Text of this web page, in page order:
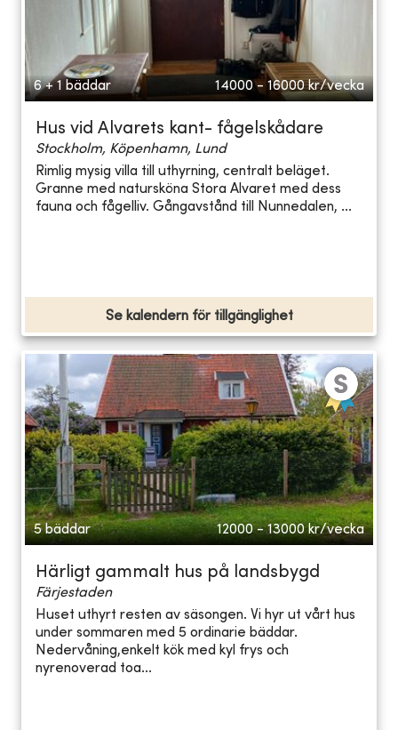
6 + 1 bäddar 14000 - 16000 kr/vecka
Hus vid Alvarets kant- fågelskådare
Stockholm, Köpenhamn, Lund
Rimlig mysig villa till uthyrning, centralt beläget.
Granne med natursköna Stora Alvaret med dess
fauna och fågelliv. Gångavstånd till Nunnedalen, ...
Se kalendern för tillgänglighet
5 bäddar 12000 - 13000 kr/vecka
Härligt gammalt hus på landsbygd
Färjestaden
Huset uthyrt resten av säsongen. Vi hyr ut vårt hus
under sommaren med 5 ordinarie bäddar.
Nedervåning,enkelt kök med kyl frys och
nyrenoverad toa...